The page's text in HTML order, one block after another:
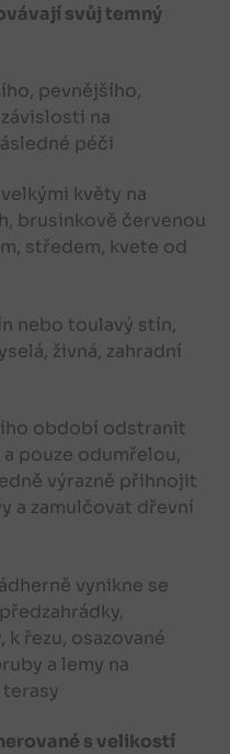
svůj temný
pevnějšího,
na
péči
květy na
brusinkově červenou
středem, kvete od
nebo toulavý stín,
živná, zahradní
období odstranit
pouze odumřelou,
výrazně přihnojit
a zamulčovat dřevní
vynikne se
řezu, osazované
a lemy na
s velikostí